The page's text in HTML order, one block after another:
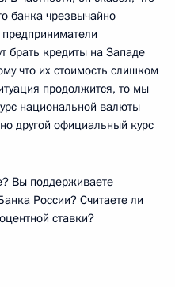
банка чрезвычайно
брать кредиты на Западе
что их стоимость слишком
продолжится, то мы
национальной валюты
другой официальный курс
Вы поддерживаете
России? Считаете ли
ставки?